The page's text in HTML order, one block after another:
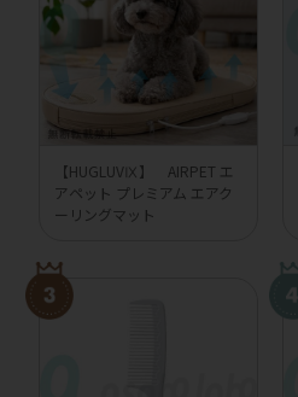
【HUGLUVⅨ】 AIRPET エ
アペット プレミアム エアク
ーリングマット